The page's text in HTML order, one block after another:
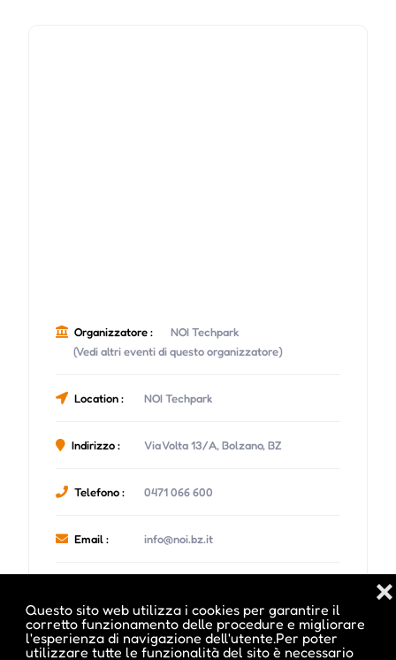
Questo sito web utilizza i cookies per garantire il
corretto funzionamento delle procedure e migliorare
l'esperienza di navigazione dell'utente.Per poter
utilizzare tutte le funzionalità del sito è necessario
❌
Organizzatore :
NOI Techpark
(Vedi altri eventi di questo organizzatore)
Location : NOI Techpark
Indirizzo : Via Volta 13/A, Bolzano, BZ
Telefono : 0471 066 600
Email : info@noi.bz.it